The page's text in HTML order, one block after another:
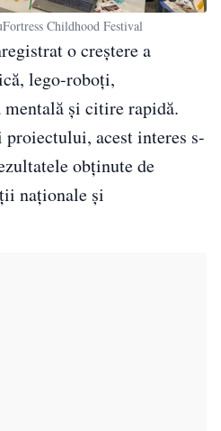
Childhood Festival
o creștere a
lego-roboți,
și citire rapidă.
acest interes s-
obținute de
naționale și